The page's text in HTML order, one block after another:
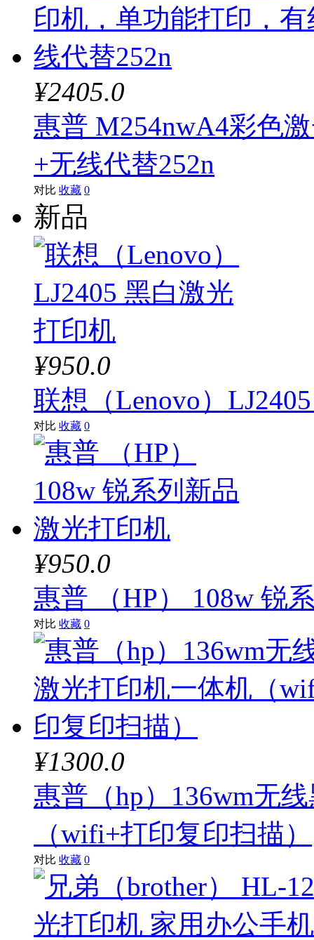
¥2405.0
惠普 M254nwA4彩色
+无线代替252n
对比 收藏 0
新品
¥950.0
联想（Lenovo）
对比 收藏 0
¥950.0
惠普 （HP） 108w 锐
对比 收藏 0
¥1300.0
惠普（hp）136wm无
（wifi+打印复印扫描）
对比 收藏 0